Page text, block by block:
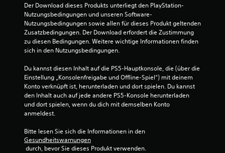
Der Download dieses Produkts unterliegt den PlayStation-
Nutzungsbedingungen und unseren Software-
Nutzungsbedingungen sowie allen für dieses Produkt geltenden
Zusatzbedingungen. Der Download erfordert die Zustimmung
zu diesen Bedingungen. Weitere wichtige Informationen finden
sich in den Nutzungsbedingungen.
Du kannst diesen Inhalt auf die PS5-Hauptkonsole, die (über die
Einstellung „Konsolenfreigabe und Offline-Spiel“) mit deinem
Konto verknüpft ist, herunterladen und dort spielen. Du kannst
den Inhalt auch auf jede andere PS5-Konsole herunterladen
und dort spielen, wenn du dich mit demselben Konto
anmeldest.
Bitte lesen Sie sich die Informationen in den
Gesundheitswarnungen
durch, bevor Sie dieses Produkt verwenden.